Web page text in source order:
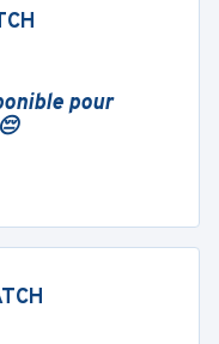
pour